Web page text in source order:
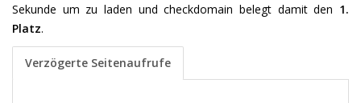
Sekunde um zu laden und checkdomain belegt damit den 1.
Platz.
Verzögerte Seitenaufrufe